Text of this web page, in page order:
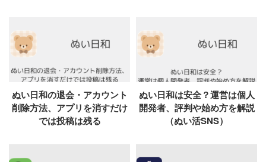
ぬい日和の退会・アカウント
削除方法、アプリを消すだけ
では投稿は残る
ぬい日和は安全？運営は個人
開発者、評判や始め方を解説
（ぬい活SNS）